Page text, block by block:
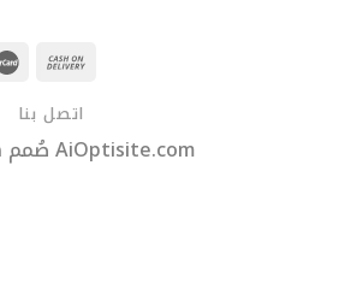
اتصل بنا
© صُمم هذا الموقع بكل حب وإبداع من فريق AiOptisite.com